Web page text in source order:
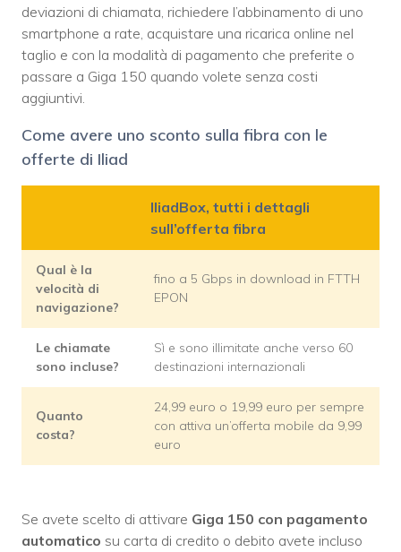
deviazioni di chiamata, richiedere l’abbinamento di uno
smartphone a rate, acquistare una ricarica online nel
taglio e con la modalità di pagamento che preferite o
passare a Giga 150 quando volete senza costi
aggiuntivi.
Come avere uno sconto sulla fibra con le
offerte di Iliad
IliadBox, tutti i dettagli
sull’offerta fibra
Qual è la
velocità di
navigazione?
fino a 5 Gbps in download in FTTH
EPON
Le chiamate
sono incluse?
Sì e sono illimitate anche verso 60
destinazioni internazionali
Quanto
costa?
24,99 euro o 19,99 euro per sempre
con attiva un’offerta mobile da 9,99
euro
Se avete scelto di attivare Giga 150 con pagamento
automatico su carta di credito o debito avete incluso